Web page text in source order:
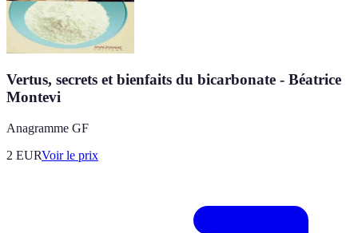
Vertus, secrets et bienfaits du bicarbonate - Béatrice
Montevi
Anagramme GF
2 EURVoir le prix